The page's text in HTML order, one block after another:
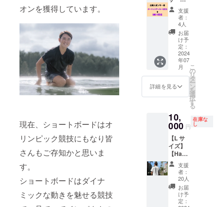
オンを獲得しています。
現在、ショートボードはオ
リンピック競技にもなり皆
さんもご存知かと思いま
す。
ショートボードはダイナ
ミックな動きを魅せる競技
サーフ
ボード
にス
テッ
カーを
貼る＋
SNSで
の宣伝
プラ
ン】
WLT期
間中、
自分が
使用す
るサー
フボー
ドに企
業スポ
ンサー
様のス
テッ
カーを
貼らさ
せて頂
きま
支援
者：
4人
お届
け予
定：
2024
年07
月
詳細を見る
こ
の
リ
タ
ー
ン
を
選
択
す
る
10,
000 円
在庫な
し
【L サ
イズ】
【Ham
akaifin×
Billabo
ng オリ
ジナ
ル T
シャツ
支援
者：
20人
お届
け予
定：